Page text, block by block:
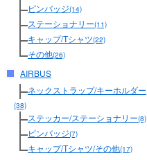
ピンバッジ(14)
ステーショナリー(11)
キャップ/Tシャツ(22)
その他(26)
AIRBUS
ネックストラップ/キーホルダー
(38)
ステッカー/ステーショナリー(8)
ピンバッジ(7)
キャップ/Tシャツ/その他(17)